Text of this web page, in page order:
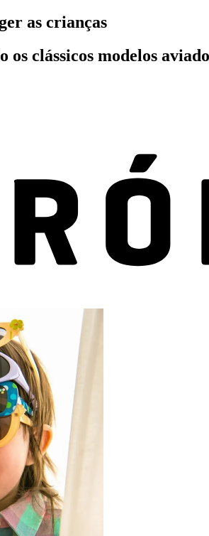
as crianças
os clássicos modelos